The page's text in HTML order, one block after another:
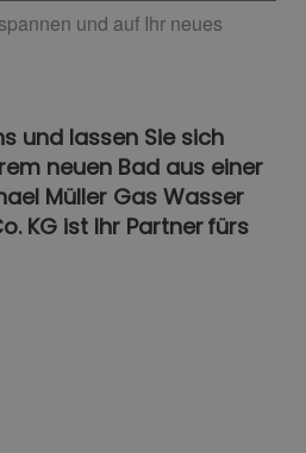
und auf Ihr neues
und lassen Sie sich
neuen Bad aus einer
Müller Gas Wasser
KG ist Ihr Partner fürs